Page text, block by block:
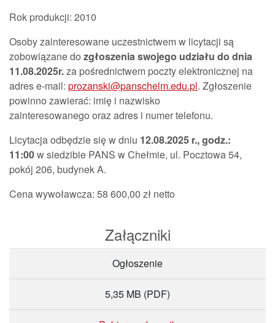
Rok produkcji: 2010
Osoby zainteresowane uczestnictwem w licytacji są
zobowiązane do zgłoszeniaswojego udziału do dnia
11.08.2025r.za pośrednictwem poczty elektronicznej na
adres e-mail: prozanski@panschelm.edu.pl. Zgłoszenie
powinno zawierać: imię i nazwisko
zainteresowanego oraz adres i numer telefonu.
Licytacja odbędzie się w dniu 12.08.2025 r., godz.:
11:00w siedzibie PANS w Chełmie, ul. Pocztowa 54,
pokój 206, budynek A.
Cena wywoławcza: 58 600,00 zł netto
Załączniki
Ogłoszenie
5,35 MB (PDF)